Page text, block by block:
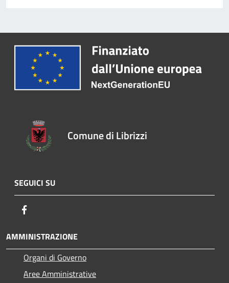
Comune di Librizzi
SEGUICI SU
AMMINISTRAZIONE
Organi di Governo
Aree Amministrative